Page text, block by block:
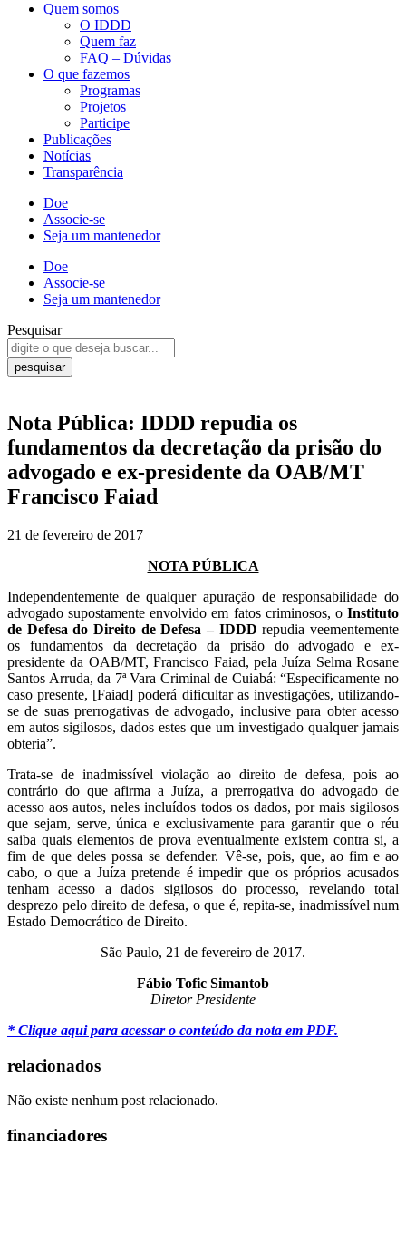
Quem somos
O IDDD
Quem faz
FAQ – Dúvidas
O que fazemos
Programas
Projetos
Participe
Publicações
Notícias
Transparência
Doe
Associe-se
Seja um mantenedor
Doe
Associe-se
Seja um mantenedor
Pesquisar
pesquisar
Nota Pública: IDDD repudia os
fundamentos da decretação da prisão do
advogado e ex-presidente da OAB/MT
Francisco Faiad
21 de fevereiro de 2017
NOTA PÚBLICA
Independentemente de qualquer apuração de responsabilidade do
advogado supostamente envolvido em fatos criminosos, o Instituto
de Defesa do Direito de Defesa – IDDD repudia veementemente
os fundamentos da decretação da prisão do advogado e ex-
presidente da OAB/MT, Francisco Faiad, pela Juíza Selma Rosane
Santos Arruda, da 7ª Vara Criminal de Cuiabá: “Especificamente no
caso presente, [Faiad] poderá dificultar as investigações, utilizando-
se de suas prerrogativas de advogado, inclusive para obter acesso
em autos sigilosos, dados estes que um investigado qualquer jamais
obteria”.
Trata-se de inadmissível violação ao direito de defesa, pois ao
contrário do que afirma a Juíza, a prerrogativa do advogado de
acesso aos autos, neles incluídos todos os dados, por mais sigilosos
que sejam, serve, única e exclusivamente para garantir que o réu
saiba quais elementos de prova eventualmente existem contra si, a
fim de que deles possa se defender. Vê-se, pois, que, ao fim e ao
cabo, o que a Juíza pretende é impedir que os próprios acusados
tenham acesso a dados sigilosos do processo, revelando total
desprezo pelo direito de defesa, o que é, repita-se, inadmissível num
Estado Democrático de Direito.
São Paulo, 21 de fevereiro de 2017.
Fábio Tofic Simantob
Diretor Presidente
* Clique aqui para acessar o conteúdo da nota em PDF.
relacionados
Não existe nenhum post relacionado.
financiadores